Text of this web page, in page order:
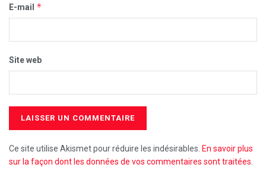
E-mail *
Site web
Ce site utilise Akismet pour réduire les indésirables. En savoir plus
sur la façon dont les données de vos commentaires sont traitées